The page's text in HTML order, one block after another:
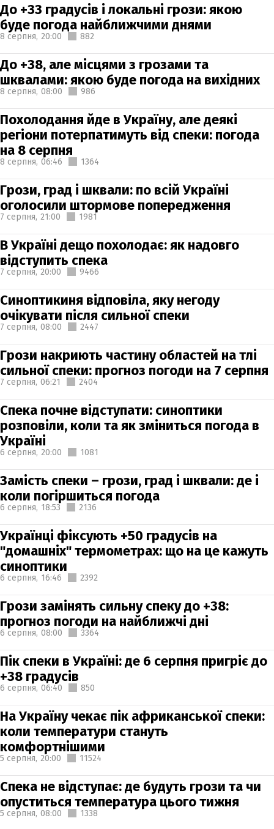
До +33 градусів і локальні грози: якою
буде погода найближчими днями
8 серпня, 20:00 882
До +38, але місцями з грозами та
шквалами: якою буде погода на вихідних
8 серпня, 08:00 986
Похолодання йде в Україну, але деякі
регіони потерпатимуть від спеки: погода
на 8 серпня
8 серпня, 06:46 1364
Грози, град і шквали: по всій Україні
оголосили штормове попередження
7 серпня, 21:00 1981
В Україні дещо похолодає: як надовго
відступить спека
7 серпня, 20:00 9466
Синоптикиня відповіла, яку негоду
очікувати після сильної спеки
7 серпня, 08:00 2447
Грози накриють частину областей на тлі
сильної спеки: прогноз погоди на 7 серпня
7 серпня, 06:21 2404
Спека почне відступати: синоптики
розповіли, коли та як зміниться погода в
Україні
6 серпня, 20:00 1081
Замість спеки – грози, град і шквали: де і
коли погіршиться погода
6 серпня, 18:53 2136
Українці фіксують +50 градусів на
"домашніх" термометрах: що на це кажуть
синоптики
6 серпня, 16:46 2392
Грози замінять сильну спеку до +38:
прогноз погоди на найближчі дні
6 серпня, 08:00 3364
Пік спеки в Україні: де 6 серпня пригріє до
+38 градусів
6 серпня, 06:40 850
На Україну чекає пік африканської спеки:
коли температури стануть
комфортнішими
5 серпня, 20:00 11524
Спека не відступає: де будуть грози та чи
опуститься температура цього тижня
5 серпня, 08:00 1338